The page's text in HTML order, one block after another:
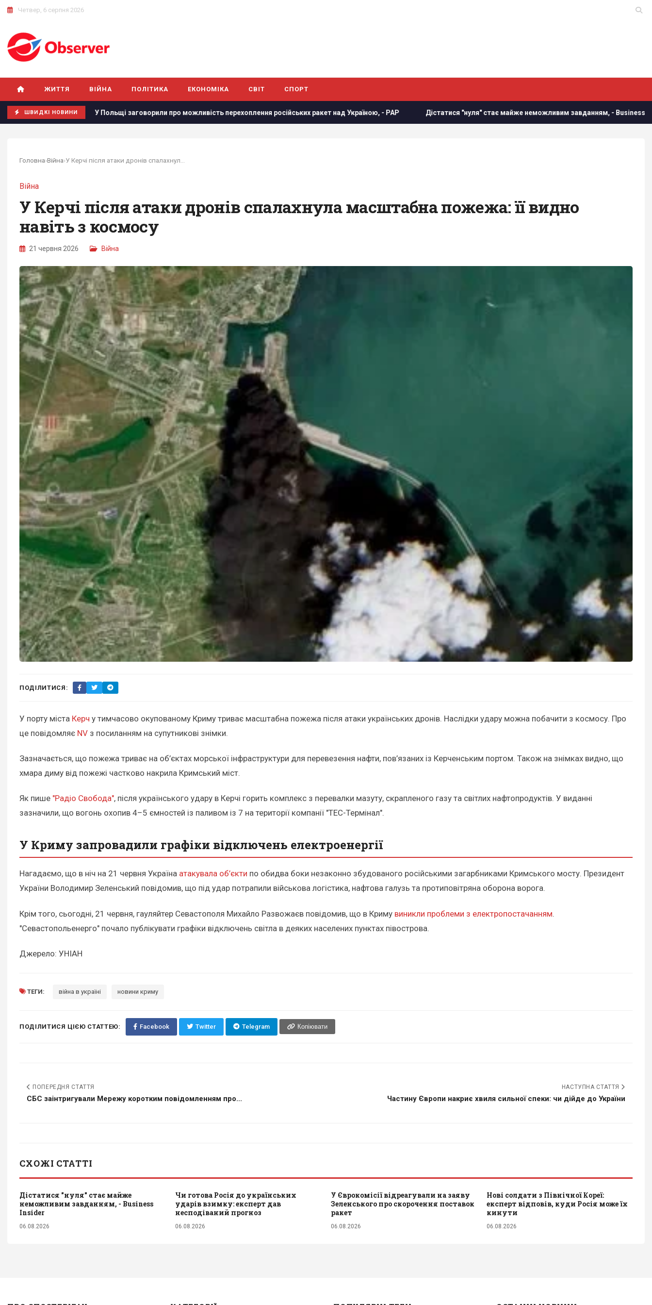
Четвер, 6 серпня 2026
ЖИТТЯ ВІЙНА ПОЛІТИКА ЕКОНОМІКА СВІТ СПОРТ
ШВИДКІ НОВИНИ
У Польщі заговорили про можливість перехоплення російських ракет над Україною, - PAP Дістатися "нуля" стає майже неможливим завданням, - Business Insider У
Головна›Війна›
Війна
У Керчі після атаки дронів спалахнула масштабна пожежа: її видно
навіть з космосу
21 червня 2026 Війна
ПОДІЛИТИСЯ:
У порту міста Керч у тимчасово окупованому Криму триває масштабна пожежа після атаки українських дронів. Наслідки удару можна побачити з космосу. Про
це повідомляє NV з посиланням на супутникові знімки.
Зазначається, що пожежа триває на об’єктах морської інфраструктури для перевезення нафти, пов’язаних із Керченським портом. Також на знімках видно, що
хмара диму від пожежі частково накрила Кримський міст.
Як пише "Радіо Свобода", після українського удару в Керчі горить комплекс з перевалки мазуту, скрапленого газу та світлих нафтопродуктів. У виданні
зазначили, що вогонь охопив 4–5 ємностей із паливом із 7 на території компанії "ТЕС-Термінал".
У Криму запровадили графіки відключень електроенергії
Нагадаємо, що в ніч на 21 червня Україна атакувала об’єкти по обидва боки незаконно збудованого російськими загарбниками Кримського мосту. Президент
України Володимир Зеленський повідомив, що під удар потрапили військова логістика, нафтова галузь та протиповітряна оборона ворога.
Крім того, сьогодні, 21 червня, гауляйтер Севастополя Михайло Развожаєв повідомив, що в Криму виникли проблеми з електропостачанням.
"Севастопольенерго" почало публікувати графіки відключень світла в деяких населених пунктах півострова.
Джерело: УНІАН
ТЕГИ: війна в україні новини криму
ПОДІЛИТИСЯ ЦІЄЮ СТАТТЕЮ: Facebook Twitter Telegram Копіювати
ПОПЕРЕДНЯ СТАТТЯ
СБС заінтригували Мережу коротким повідомленням про...
НАСТУПНА СТАТТЯ
Частину Європи накриє хвиля сильної спеки: чи дійде до України
СХОЖІ СТАТТІ
Дістатися "нуля" стає майже
неможливим завданням, - Business
Insider
06.08.2026
Чи готова Росія до українських
ударів взимку: експерт дав
несподіваний прогноз
06.08.2026
У Єврокомісії відреагували на заяву
Зеленського про скорочення поставок
ракет
06.08.2026
Нові солдати з Північної Кореї:
експерт відповів, куди Росія може їх
кинути
06.08.2026